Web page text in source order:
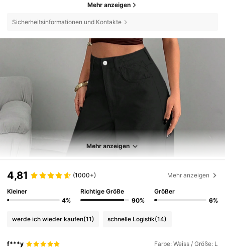
Mehr anzeigen
Sicherheitsinformationen und Kontakte
Mehr anzeigen
4,81 (1000+) Mehr anzeigen
Kleiner
4%
Richtige Größe
90%
Größer
6%
werde ich wieder kaufen(11) schnelle Logistik(14)
f***y Farbe: Weiss / Größe: L